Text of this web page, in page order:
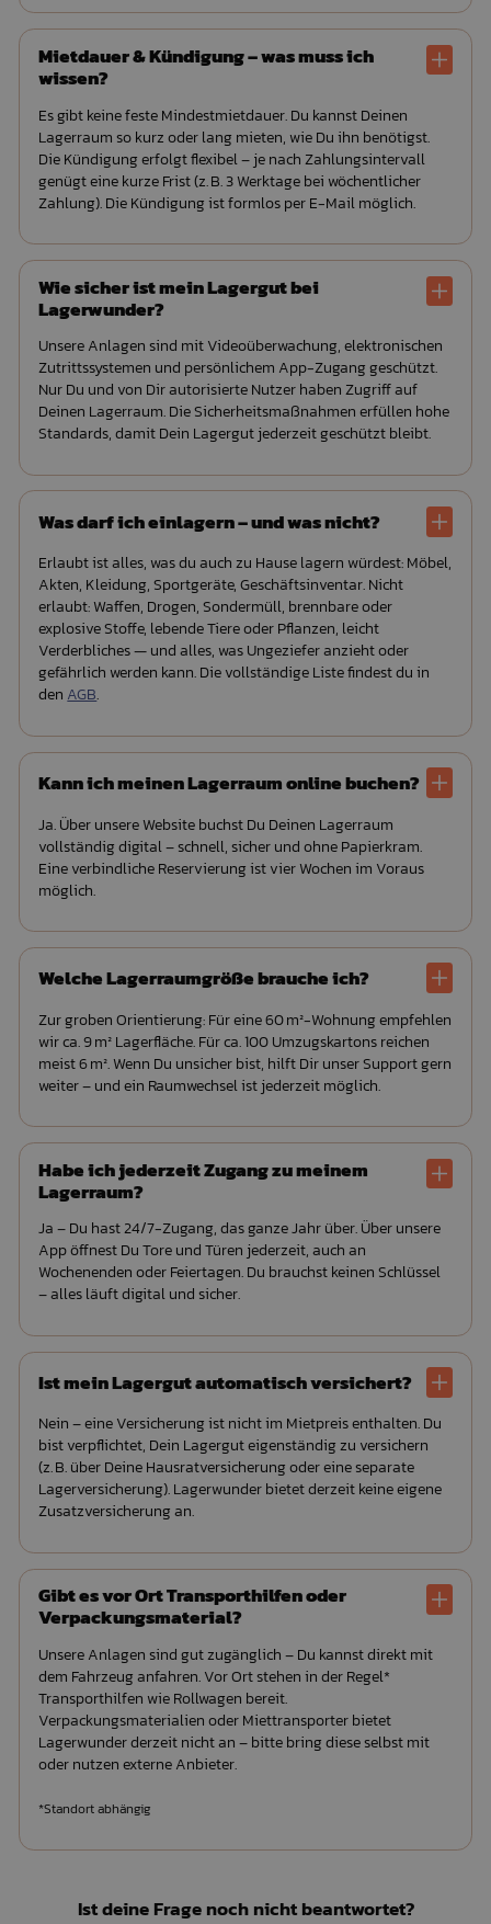
Mietdauer & Kündigung – was muss ich
wissen?
Es gibt keine feste Mindestmietdauer. Du kannst Deinen
Lagerraum so kurz oder lang mieten, wie Du ihn benötigst.
Die Kündigung erfolgt flexibel – je nach Zahlungsintervall
genügt eine kurze Frist (z. B. 3 Werktage bei wöchentlicher
Zahlung). Die Kündigung ist formlos per E-Mail möglich.
Wie sicher ist mein Lagergut bei
Lagerwunder?
Unsere Anlagen sind mit Videoüberwachung, elektronischen
Zutrittssystemen und persönlichem App-Zugang geschützt.
Nur Du und von Dir autorisierte Nutzer haben Zugriff auf
Deinen Lagerraum. Die Sicherheitsmaßnahmen erfüllen hohe
Standards, damit Dein Lagergut jederzeit geschützt bleibt.
Was darf ich einlagern – und was nicht?
Erlaubt ist alles, was du auch zu Hause lagern würdest: Möbel,
Akten, Kleidung, Sportgeräte, Geschäftsinventar. Nicht
erlaubt: Waffen, Drogen, Sondermüll, brennbare oder
explosive Stoffe, lebende Tiere oder Pflanzen, leicht
Verderbliches — und alles, was Ungeziefer anzieht oder
gefährlich werden kann. Die vollständige Liste findest du in
den AGB.
Kann ich meinen Lagerraum online buchen?
Ja. Über unsere Website buchst Du Deinen Lagerraum
vollständig digital – schnell, sicher und ohne Papierkram.
Eine verbindliche Reservierung ist vier Wochen im Voraus
möglich.
Welche Lagerraumgröße brauche ich?
Zur groben Orientierung: Für eine 60 m²-Wohnung empfehlen
wir ca. 9 m² Lagerfläche. Für ca. 100 Umzugskartons reichen
meist 6 m². Wenn Du unsicher bist, hilft Dir unser Support gern
weiter – und ein Raumwechsel ist jederzeit möglich.
Habe ich jederzeit Zugang zu meinem
Lagerraum?
Ja – Du hast 24/7-Zugang, das ganze Jahr über. Über unsere
App öffnest Du Tore und Türen jederzeit, auch an
Wochenenden oder Feiertagen. Du brauchst keinen Schlüssel
– alles läuft digital und sicher.
Ist mein Lagergut automatisch versichert?
Nein – eine Versicherung ist nicht im Mietpreis enthalten. Du
bist verpflichtet, Dein Lagergut eigenständig zu versichern
(z. B. über Deine Hausratversicherung oder eine separate
Lagerversicherung). Lagerwunder bietet derzeit keine eigene
Zusatzversicherung an.
Gibt es vor Ort Transporthilfen oder
Verpackungsmaterial?
Unsere Anlagen sind gut zugänglich – Du kannst direkt mit
dem Fahrzeug anfahren. Vor Ort stehen in der Regel*
Transporthilfen wie Rollwagen bereit.
Verpackungsmaterialien oder Miettransporter bietet
Lagerwunder derzeit nicht an – bitte bring diese selbst mit
oder nutzen externe Anbieter.
*Standort abhängig
Ist deine Frage noch nicht beantwortet?